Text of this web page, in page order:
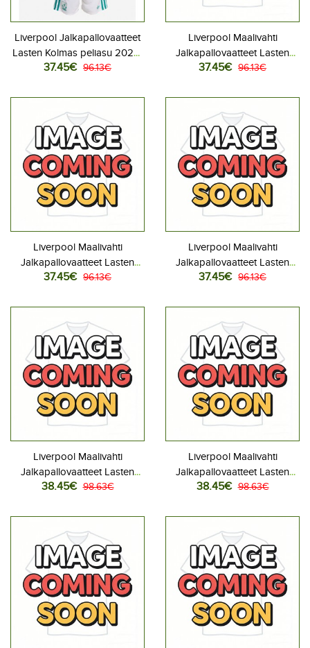
Liverpool Jalkapallovaatteet
Lasten Kolmas peliasu 2025-
26 Lyhythihainen (+ Lyhyet
37.45€ 96.13€
Liverpool Maalivahti
Jalkapallovaatteet Lasten
Kotipeliasu 2025-26
housut)
37.45€ 96.13€
Liverpool Maalivahti
Jalkapallovaatteet Lasten
Vieraspeliasu 2025-26
housut)
37.45€ 96.13€
Liverpool Maalivahti
Jalkapallovaatteet Lasten
Kolmas peliasu 2025-26
housut)
37.45€ 96.13€
Liverpool Maalivahti
Jalkapallovaatteet Lasten
Kotipeliasu 2025-26
housut)
38.45€ 98.63€
Liverpool Maalivahti
Jalkapallovaatteet Lasten
Vieraspeliasu 2025-26
housut)
38.45€ 98.63€